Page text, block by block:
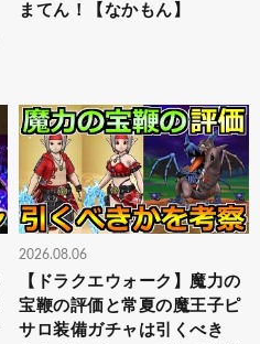
まてん！【なかもん】
2026.08.06
【ドラクエウォーク】魔力の
宝鞭の評価と常夏の魔王子ピ
サロ装備ガチャは引くべき